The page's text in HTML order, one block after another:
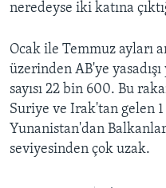
neredeyse iki katına
Ocak ile Temmuz ayları
üzerinden AB'ye
sayısı 22 bin 600. Bu
Suriye ve Irak'tan gelen
Yunanistan'dan
seviyesinden çok uzak.